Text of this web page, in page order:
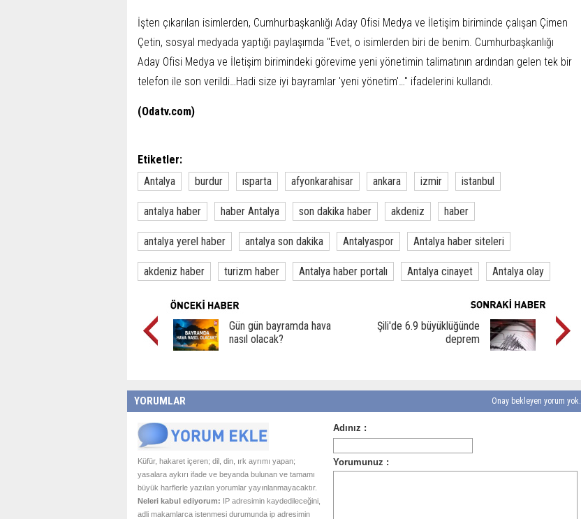
İşten çıkarılan isimlerden, Cumhurbaşkanlığı Aday Ofisi Medya ve İletişim biriminde çalışan Çimen
Çetin, sosyal medyada yaptığı paylaşımda "Evet, o isimlerden biri de benim. Cumhurbaşkanlığı
Aday Ofisi Medya ve İletişim birimindeki görevime yeni yönetimin talimatının ardından gelen tek bir
telefon ile son verildi…Hadi size iyi bayramlar 'yeni yönetim'…" ifadelerini kullandı.
(Odatv.com)
Etiketler:
Antalya
burdur ısparta afyonkarahisar ankara izmir istanbul
antalya haber haber Antalya son dakika haber akdeniz haber
antalya yerel haber antalya son dakika Antalyaspor Antalya haber siteleri
akdeniz haber turizm haber Antalya haber portalı Antalya cinayet Antalya olay
Gün gün bayramda hava
nasıl olacak?
Şili'de 6.9 büyüklüğünde
deprem
YORUMLAR Onay bekleyen yorum yok.
Küfür, hakaret içeren; dil, din, ırk ayrımı yapan;
yasalara aykırı ifade ve beyanda bulunan ve tamamı
büyük harflerle yazılan yorumlar yayınlanmayacaktır.
Neleri kabul ediyorum: IP adresimin kaydedileceğini,
adli makamlarca istenmesi durumunda ip adresimin